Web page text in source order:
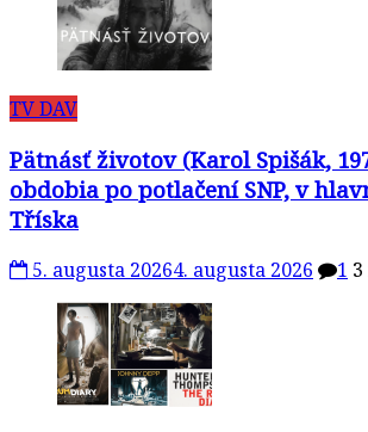
TV DAV
Pätnásť životov (Karol Spišák,
obdobia po potlačení SNP, v
Tříska
5. augusta 20264. augusta 2026 1